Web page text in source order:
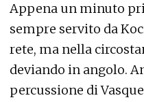
Appena un minuto
sempre servito da
rete, ma nella
deviando in angolo.
percussione di